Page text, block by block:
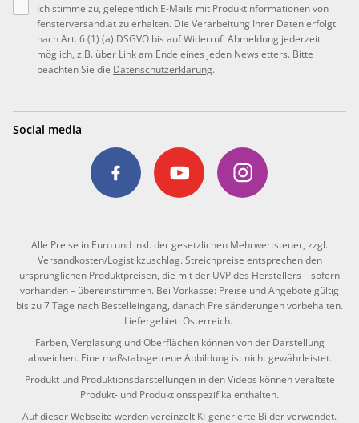
Ich stimme zu, gelegentlich E-Mails mit Produktinformationen von
fensterversand.at zu erhalten. Die Verarbeitung Ihrer Daten erfolgt
nach Art. 6 (1) (a) DSGVO bis auf Widerruf. Abmeldung jederzeit
möglich, z.B. über Link am Ende eines jeden Newsletters. Bitte
beachten Sie die Datenschutzerklärung.
Social media
Alle Preise in Euro und inkl. der gesetzlichen Mehrwertsteuer, zzgl.
Versandkosten/Logistikzuschlag. Streichpreise entsprechen den
ursprünglichen Produktpreisen, die mit der UVP des Herstellers – sofern
vorhanden – übereinstimmen. Bei Vorkasse: Preise und Angebote gültig
bis zu 7 Tage nach Bestelleingang, danach Preisänderungen vorbehalten.
Liefergebiet: Österreich.
Farben, Verglasung und Oberflächen können von der Darstellung
abweichen. Eine maßstabsgetreue Abbildung ist nicht gewährleistet.
Produkt und Produktionsdarstellungen in den Videos können veraltete
Produkt- und Produktionsspezifika enthalten.
Auf dieser Webseite werden vereinzelt KI-generierte Bilder verwendet.